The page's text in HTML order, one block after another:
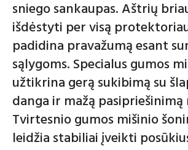
sniego sankaupas. Aštrių
išdėstyti per visą
padidina pravažumą esant
sąlygoms. Specialus gumos
užtikrina gerą sukibimą su
danga ir mažą
Tvirtesnio gumos mišinio
leidžia stabiliai įveikti